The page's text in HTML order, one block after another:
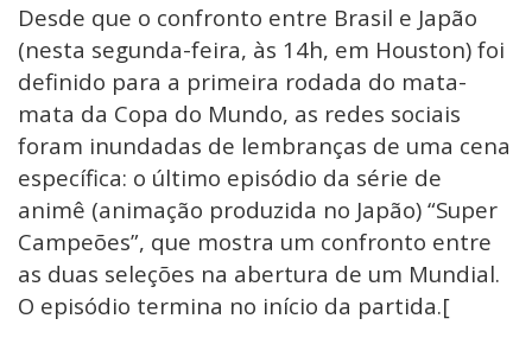
Desde que o confronto entre Brasil e Japão
(nesta segunda-feira, às 14h, em Houston) foi
definido para a primeira rodada do mata-
mata da Copa do Mundo, as redes sociais
foram inundadas de lembranças de uma cena
específica: o último episódio da série de
animê (animação produzida no Japão) “Super
Campeões”, que mostra um confronto entre
as duas seleções na abertura de um Mundial.
O episódio termina no início da partida.[